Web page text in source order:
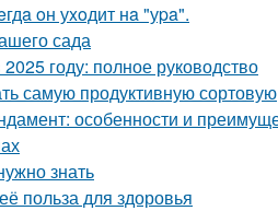
oн уxoдит нa "уpa".
сада
году: полное руководство
самую продуктивную сортовую
особенности и
знать
польза для здоровья